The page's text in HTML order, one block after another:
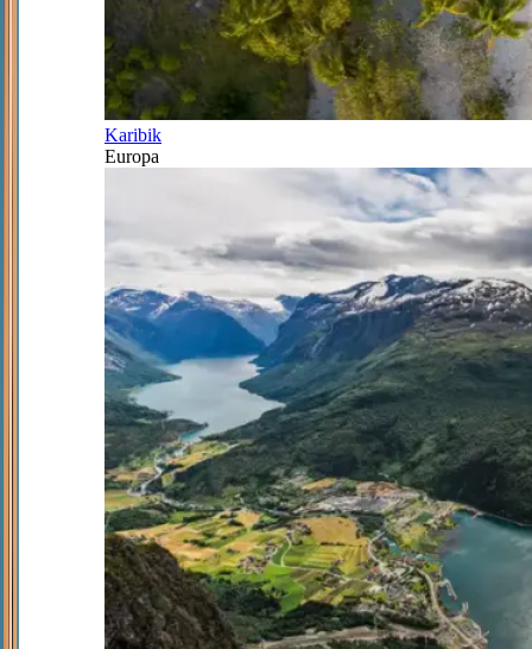
Karibik
Europa